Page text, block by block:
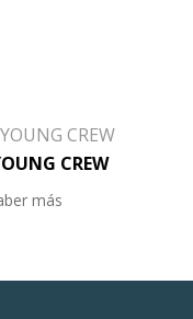
CREW
más